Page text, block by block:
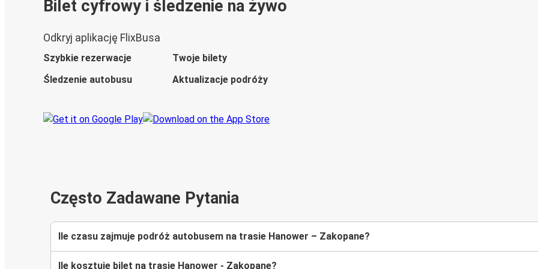
Bilet cyfrowy i śledzenie na żywo
Odkryj aplikację FlixBusa
Szybkie rezerwacje
Twoje bilety
Śledzenie autobusu
Aktualizacje podróży
Często Zadawane Pytania
Ile czasu zajmuje podróż autobusem na trasie Hanower – Zakopane?
Ile kosztuje bilet na trasie Hanower - Zakopane?